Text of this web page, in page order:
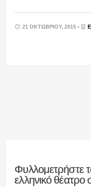
21 ΟΚΤΩΒΡΊΟΥ, 2015 •
Φυλλομετρήστε
ελληνικό